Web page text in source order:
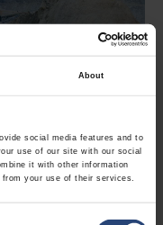
About
social media features and to
use of our site with our social
it with other information
your use of their services.